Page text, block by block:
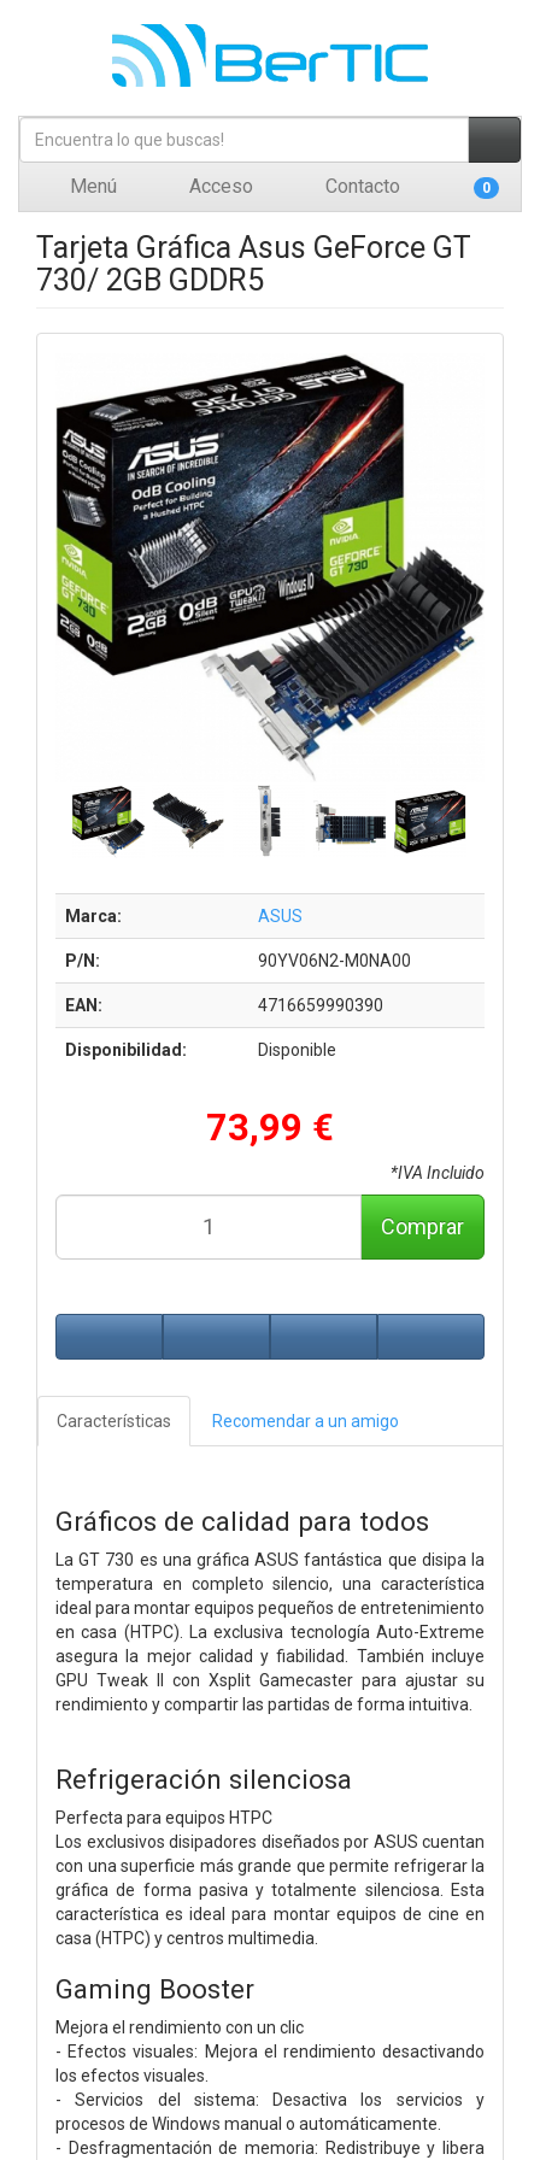
Menú Acceso Contacto 0
Tarjeta Gráfica Asus GeForce GT
730/ 2GB GDDR5
Marca: ASUS
P/N: 90YV06N2-M0NA00
EAN: 4716659990390
Disponibilidad: Disponible
73,99 €
*IVA Incluido
Comprar
Características Recomendar a un amigo
Gráficos de calidad para todos
La GT 730 es una gráfica ASUS fantástica que disipa la
temperatura en completo silencio, una característica
ideal para montar equipos pequeños de entretenimiento
en casa (HTPC). La exclusiva tecnología Auto-Extreme
asegura la mejor calidad y fiabilidad. También incluye
GPU Tweak II con Xsplit Gamecaster para ajustar su
rendimiento y compartir las partidas de forma intuitiva.
Refrigeración silenciosa
Perfecta para equipos HTPC
Los exclusivos disipadores diseñados por ASUS cuentan
con una superficie más grande que permite refrigerar la
gráfica de forma pasiva y totalmente silenciosa. Esta
característica es ideal para montar equipos de cine en
casa (HTPC) y centros multimedia.
Gaming Booster
Mejora el rendimiento con un clic
- Efectos visuales: Mejora el rendimiento desactivando
los efectos visuales.
- Servicios del sistema: Desactiva los servicios y
procesos de Windows manual o automáticamente.
- Desfragmentación de memoria: Redistribuye y libera